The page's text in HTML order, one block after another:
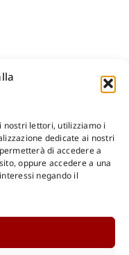
nostri lettori, utilizziamo i
dedicate ai nostri
di accedere a
oppure accedere a una
negando il
e anche Rateali
Online
Internazionale